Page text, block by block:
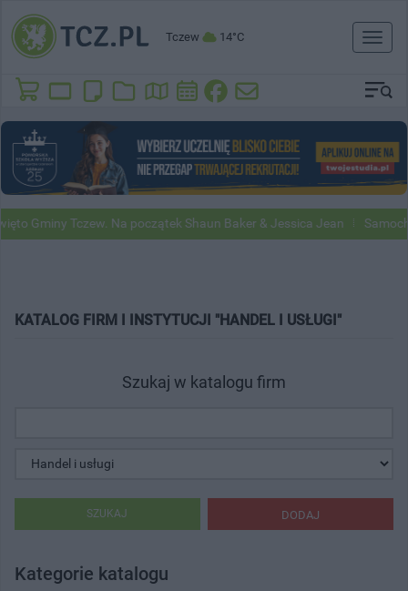
Tczew 14°C
Toggle
Gminy Tczew. Na początek Shaun Baker & Jessica Jean
KATALOG FIRM I INSTYTUCJI "HANDEL I USŁUGI"
Szukaj w katalogu firm
DODAJ
SZUKAJ
Kategorie katalogu